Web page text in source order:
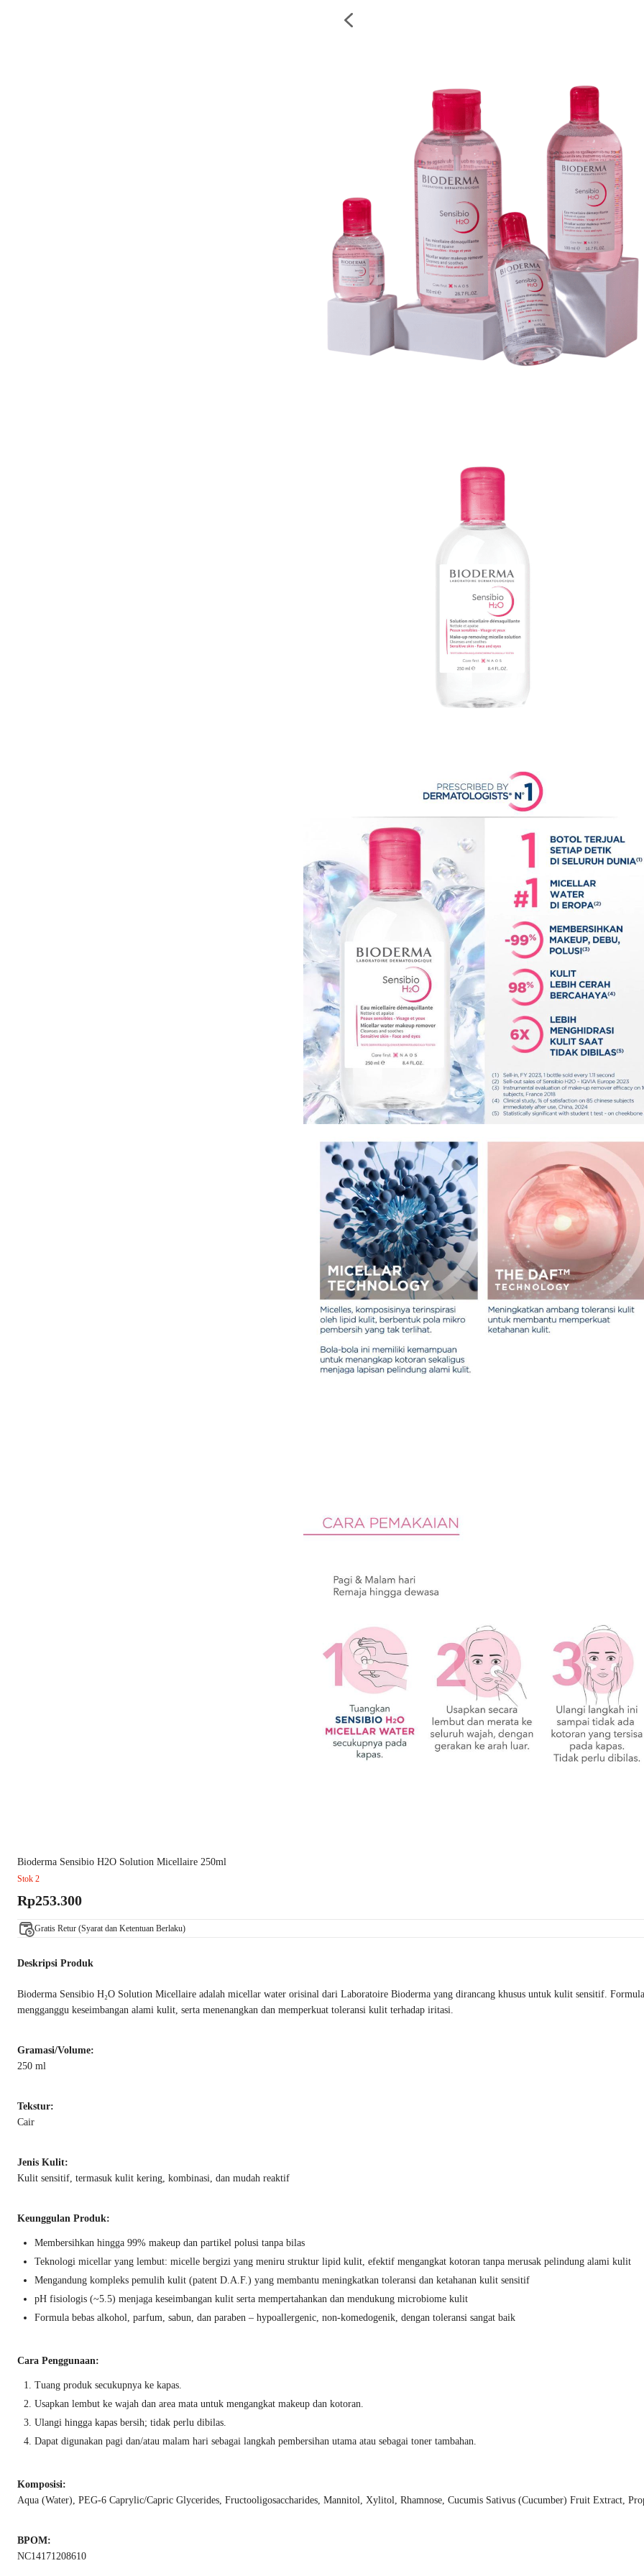
Bioderma Sensibio H2O Solution Micellaire 250ml
Stok 2
Rp253.300
Gratis Retur (Syarat dan Ketentuan Berlaku)
Deskripsi Produk
Bioderma Sensibio H₂O Solution Micellaire adalah micellar water orisinal dari Laboratoire Bioderma yang dirancang khusus untuk kulit sensitif.
mengganggu keseimbangan alami kulit, serta menenangkan dan memperkuat toleransi kulit terhadap iritasi.
Gramasi/Volume:
250 ml
Tekstur:
Cair
Jenis Kulit:
Kulit sensitif, termasuk kulit kering, kombinasi, dan mudah reaktif
Keunggulan Produk:
Membersihkan hingga 99% makeup dan partikel polusi tanpa bilas
Teknologi micellar yang lembut: micelle bergizi yang meniru struktur lipid kulit, efektif mengangkat kotoran tanpa merusak pelindung alami kulit
Mengandung kompleks pemulih kulit (patent D.A.F.) yang membantu meningkatkan toleransi dan ketahanan kulit sensitif
pH fisiologis (~5.5) menjaga keseimbangan kulit serta mempertahankan dan mendukung microbiome kulit
Formula bebas alkohol, parfum, sabun, dan paraben – hypoallergenic, non-komedogenik, dengan toleransi sangat baik
Cara Penggunaan:
Tuang produk secukupnya ke kapas.
Usapkan lembut ke wajah dan area mata untuk mengangkat makeup dan kotoran.
Ulangi hingga kapas bersih; tidak perlu dibilas.
Dapat digunakan pagi dan/atau malam hari sebagai langkah pembersihan utama atau sebagai toner tambahan.
Komposisi:
Aqua (Water), PEG-6 Caprylic/Capric Glycerides, Fructooligosaccharides, Mannitol, Xylitol, Rhamnose, Cucumis Sativus (Cucumber) Fruit Extract,
BPOM:
NC14171208610